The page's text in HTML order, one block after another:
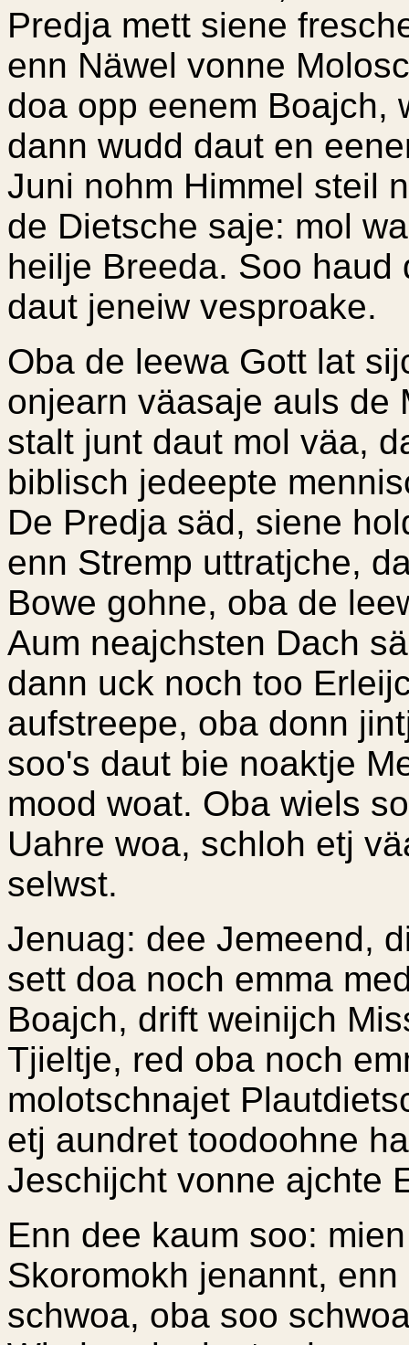
Predja mett siene
enn Näwel vonne
doa opp eenem Boajch,
dann wudd daut en
Juni nohm Himmel steil
de Dietsche saje: mol
heilje Breeda. Soo
daut jeneiw vesproake.
Oba de leewa Gott lat
onjearn väasaje auls de
stalt junt daut mol väa,
biblisch jedeepte
De Predja säd, siene
enn Stremp uttratjche,
Bowe gohne, oba de
Aum neajchsten Dach
dann uck noch too
aufstreepe, oba donn
soo's daut bie noaktje
mood woat. Oba wiels
Uahre woa, schloh etj
selwst.
Jenuag: dee Jemeend,
sett doa noch emma
Boajch, drift weinijch
Tjieltje, red oba noch
molotschnajet
etj aundret toodoohne
Jeschijcht vonne ajchte
Enn dee kaum soo:
Skoromokh jenannt,
schwoa, oba soo